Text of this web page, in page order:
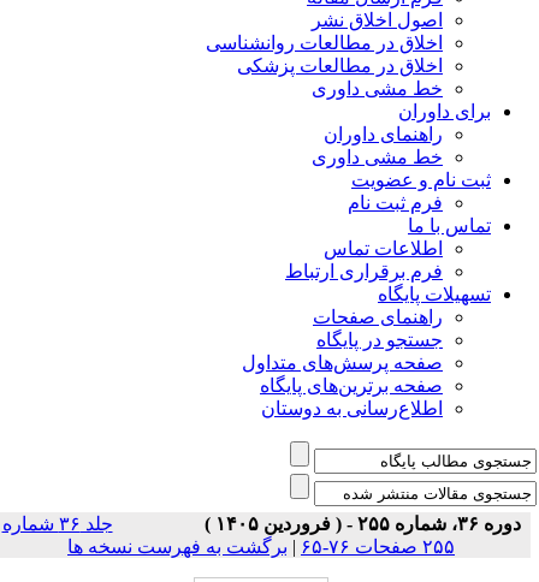
اصول اخلاق نشر
اخلاق در مطالعات روانشناسی
اخلاق در مطالعات پزشکی
خط مشی داوری
برای داوران
راهنمای داوران
خط مشی داوری
ثبت نام و عضویت
فرم ثبت نام
تماس با ما
اطلاعات تماس
فرم برقراری ارتباط
تسهیلات پایگاه
راهنمای صفحات
جستجو در پایگاه
صفحه پرسش‌های متداول
صفحه برترین‌های پایگاه
اطلاع‌رسانی به دوستان
دوره ۳۶، شماره ۲۵۵ - ( فروردین ۱۴۰۵ )
جلد ۳۶ شماره
۲۵۵ صفحات ۷۶-۶۵
| برگشت به فهرست نسخه ها